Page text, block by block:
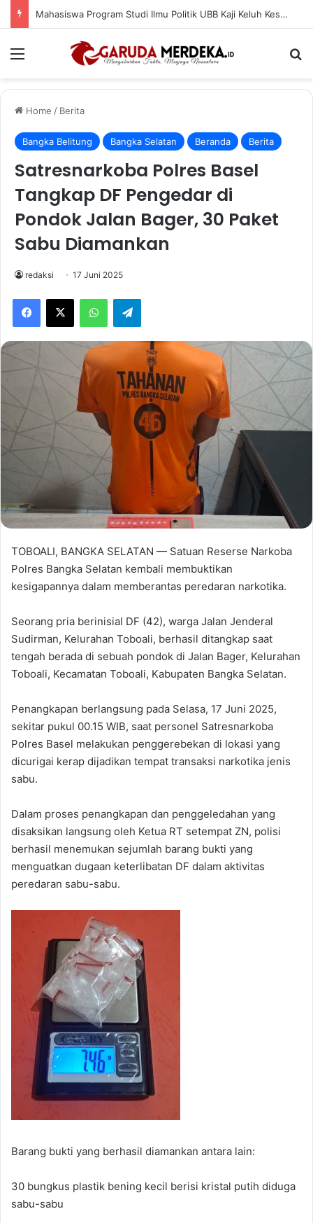
Mahasiswa Program Studi Ilmu Politik UBB Kaji Keluh Kesah Masyarakat Pasca Penggalian Tanah di Kawasan Lereng Bukit Siam
Menu
Home / Berita
Bangka Belitung Bangka Selatan Beranda Berita
Satresnarkoba Polres Basel
Tangkap DF Pengedar di
Pondok Jalan Bager, 30 Paket
Sabu Diamankan
redaksi 17 Juni 2025
Facebook
X WhatsAppTelegram
TOBOALI, BANGKA SELATAN — Satuan Reserse Narkoba
Polres Bangka Selatan kembali membuktikan
kesigapannya dalam memberantas peredaran narkotika.
Seorang pria berinisial DF (42), warga Jalan Jenderal
Sudirman, Kelurahan Toboali, berhasil ditangkap saat
tengah berada di sebuah pondok di Jalan Bager, Kelurahan
Toboali, Kecamatan Toboali, Kabupaten Bangka Selatan.
Penangkapan berlangsung pada Selasa, 17 Juni 2025,
sekitar pukul 00.15 WIB, saat personel Satresnarkoba
Polres Basel melakukan penggerebekan di lokasi yang
dicurigai kerap dijadikan tempat transaksi narkotika jenis
sabu.
Dalam proses penangkapan dan penggeledahan yang
disaksikan langsung oleh Ketua RT setempat ZN, polisi
berhasil menemukan sejumlah barang bukti yang
menguatkan dugaan keterlibatan DF dalam aktivitas
peredaran sabu-sabu.
Barang bukti yang berhasil diamankan antara lain:
30 bungkus plastik bening kecil berisi kristal putih diduga
sabu-sabu